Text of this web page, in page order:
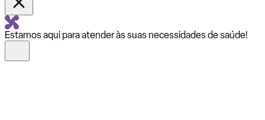
Estamos aqui para atender às suas necessidades de saúde!